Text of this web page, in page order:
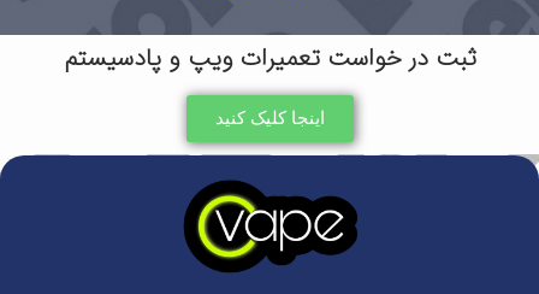
ثبت در خواست تعمیرات ویپ و پادسیستم
اینجا کلیک کنید